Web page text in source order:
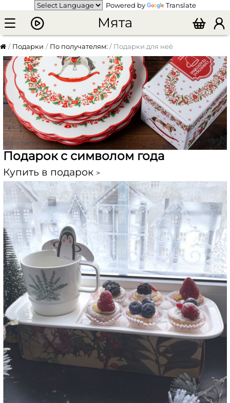
Powered by Translate
Мята
Подарки По получателям: Подарки для неё
Подарок с символом года
Купить в подарок >